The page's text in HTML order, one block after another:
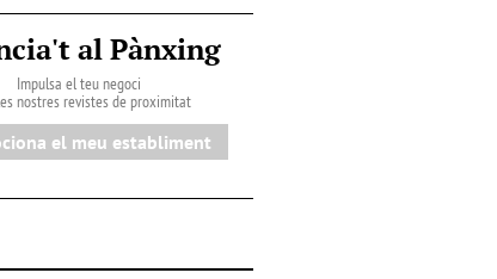
al Pànxing
Impulsa el teu negoci
nostres revistes de proximitat
el meu establiment